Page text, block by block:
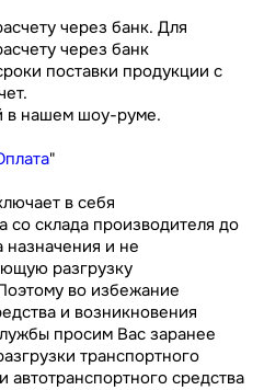
через банк. Для
через банк
поставки продукции с
в нашем шоу-руме.
"
в себя
со склада производителя до
назначения и не
разгрузку
во избежание
и возникновения
просим Вас заранее
транспортного
автотранспортного средства